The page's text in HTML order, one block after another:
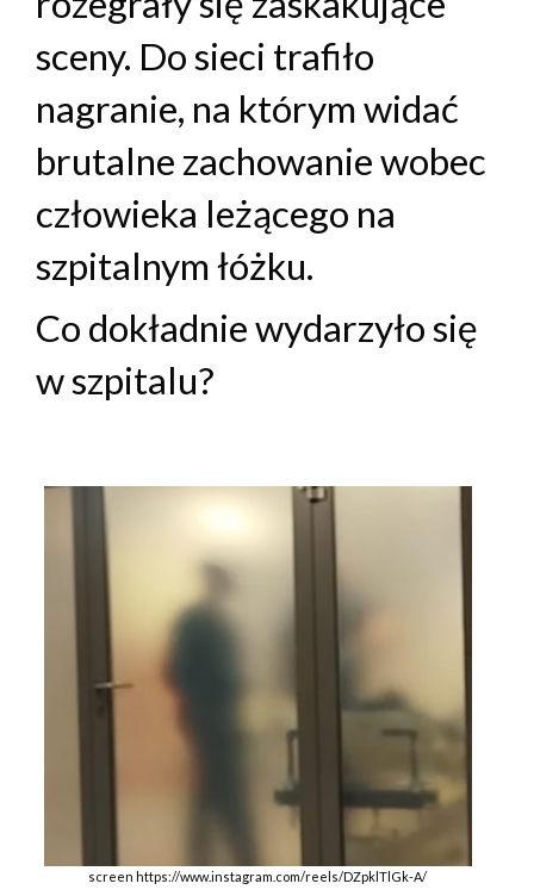
sceny. Do sieci trafiło
nagranie, na którym widać
brutalne zachowanie wobec
człowieka leżącego na
szpitalnym łóżku.
Co dokładnie wydarzyło się
w szpitalu?
screen https://www.instagram.com/reels/DZpklTlGk-A/